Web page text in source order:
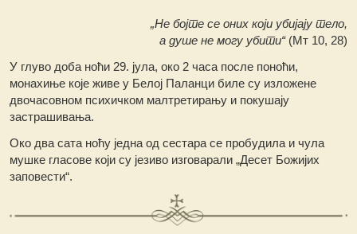
„Не бојте се оних који убијају тело,
а душе не могу убити“(Мт 10, 28)
У глуво доба ноћи 29. јула, око 2 часа после поноћи,
монахиње које живе у Белој Паланци биле су изложене
двочасовном психичком малтретирању и покушају
застрашивања.
Око два сата ноћу једна од сестара се пробудила и чула
мушке гласове који су језиво изговарали „Десет Божијих
заповести“.